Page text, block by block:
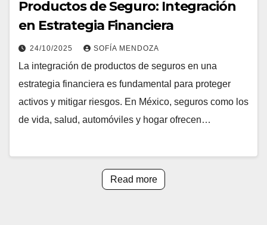
Productos de Seguro: Integración
en Estrategia Financiera
24/10/2025 SOFÍA MENDOZA
La integración de productos de seguros en una
estrategia financiera es fundamental para proteger
activos y mitigar riesgos. En México, seguros como los
de vida, salud, automóviles y hogar ofrecen…
Read more